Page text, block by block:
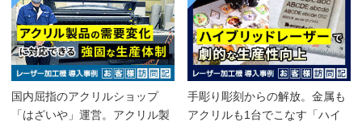
国内屈指のアクリルショップ
「はざいや」運営。アクリル製
手彫り彫刻からの解放。金属も
アクリルも1台でこなす「ハイ